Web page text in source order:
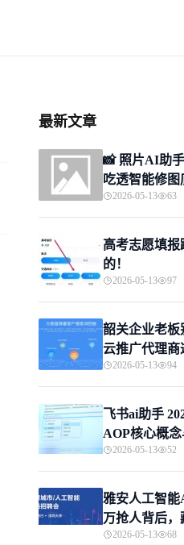
最新文章
📸 照片AI助
吃透智能修图
2026-05-13 63
高考志愿填
的！
2026-05-13 97
韶关企业老板
云推广代理商
2026-05-13 94
飞书ai助手 2026-04-09 930 更新｜Spring
AOP核心概
指南
2026-05-13 52
雅安人工智
万抢人背后
会？
2026-05-13 68